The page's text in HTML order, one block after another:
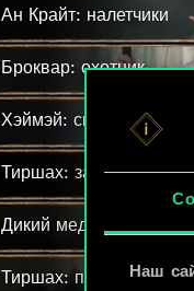
Наш
Ан Крайт: налетчики
Броквар: охотник
Хэймэй: скальд
Тиршах: захватчица
Дикий медведь
Тиршах: поединщик